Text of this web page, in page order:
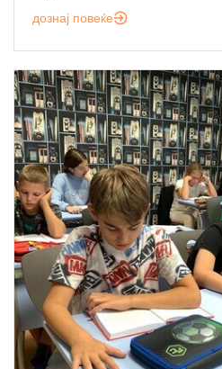
дознај повеќе